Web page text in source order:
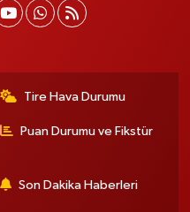
Tire Hava Durumu
Puan Durumu ve Fikstür
Son Dakika Haberleri